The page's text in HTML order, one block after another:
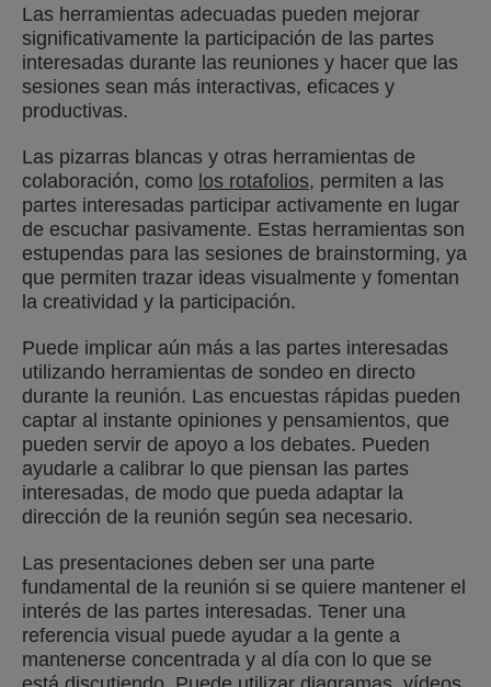
Las herramientas adecuadas pueden mejorar
significativamente la participación de las partes
interesadas durante las reuniones y hacer que las
sesiones sean más interactivas, eficaces y
productivas.
Las pizarras blancas y otras herramientas de
colaboración, como los rotafolios, permiten a las
partes interesadas participar activamente en lugar
de escuchar pasivamente. Estas herramientas son
estupendas para las sesiones de brainstorming, ya
que permiten trazar ideas visualmente y fomentan
la creatividad y la participación.
Puede implicar aún más a las partes interesadas
utilizando herramientas de sondeo en directo
durante la reunión. Las encuestas rápidas pueden
captar al instante opiniones y pensamientos, que
pueden servir de apoyo a los debates. Pueden
ayudarle a calibrar lo que piensan las partes
interesadas, de modo que pueda adaptar la
dirección de la reunión según sea necesario.
Las presentaciones deben ser una parte
fundamental de la reunión si se quiere mantener el
interés de las partes interesadas. Tener una
referencia visual puede ayudar a la gente a
mantenerse concentrada y al día con lo que se